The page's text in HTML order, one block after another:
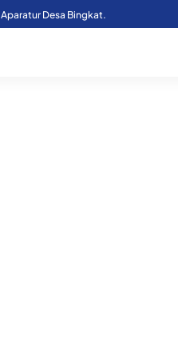
Desa Bingkat.